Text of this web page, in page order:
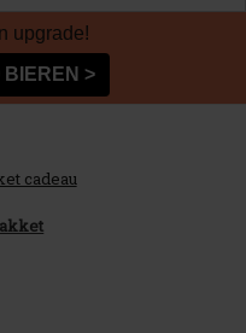
upgrade!
>
cadeau